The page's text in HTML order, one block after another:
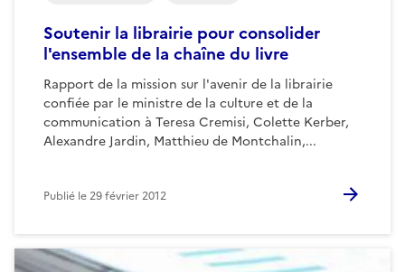
Soutenir la librairie pour consolider
l'ensemble de la chaîne du livre
Rapport de la mission sur l'avenir de la librairie
confiée par le ministre de la culture et de la
communication à Teresa Cremisi, Colette Kerber,
Alexandre Jardin, Matthieu de Montchalin,...
Publié le29 février 2012